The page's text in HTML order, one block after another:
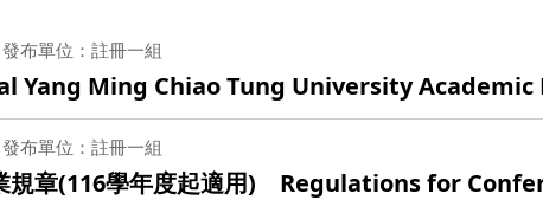
發布單位：註冊一組
Ming Chiao Tung University Academic
發布單位：註冊一組
規章(116學年度起適用) Regulations for